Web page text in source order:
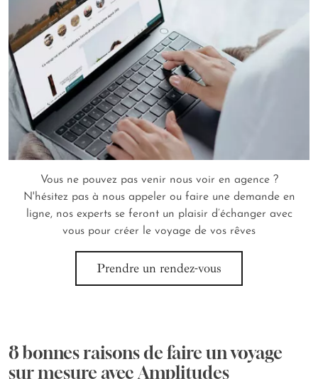
Vous ne pouvez pas venir nous voir en agence ?
N'hésitez pas à nous appeler ou faire une demande en
ligne, nos experts se feront un plaisir d’échanger avec
vous pour créer le voyage de vos rêves
Prendre un rendez-vous
8 bonnes raisons de faire un voyage
sur mesure avec Amplitudes